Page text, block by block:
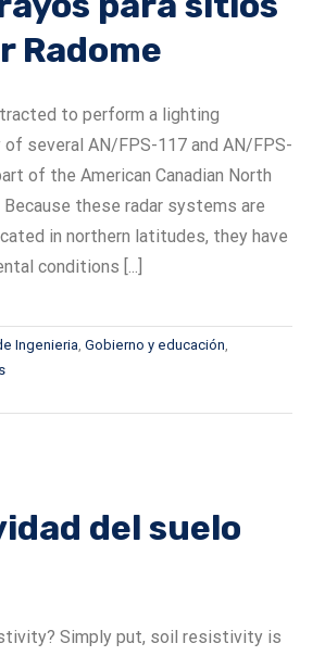
Radome
to perform a lighting
several AN/FPS-117 and AN/FPS-
of the American Canadian North
Because these radar systems are
in northern latitudes, they have
conditions [...]
Ingenieria, Gobierno y educación,
del suelo
Simply put, soil resistivity is